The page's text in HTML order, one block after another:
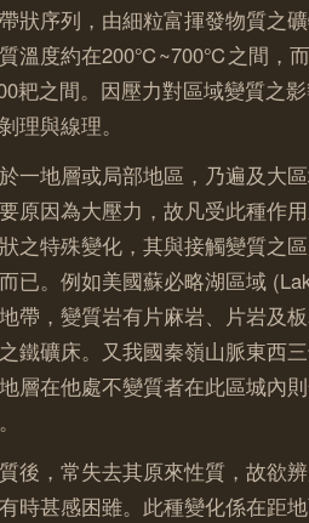
狀序列，由細粒富揮發物質之
溫度約在200℃~700℃之間，
耙之間。因壓力對區域變質之
理與線理。
一地層或局部地區，乃遍及大
原因為大壓力，故凡受此種作
之特殊變化，其與接觸變質之
已。例如美國蘇必略湖區域
帶，變質岩有片麻岩、片岩及
鐵礦床。又我國秦嶺山脈東西
層在他處不變質者在此區城內
後，常失去其原來性質，故欲
時甚感困雖。此種變化係在距